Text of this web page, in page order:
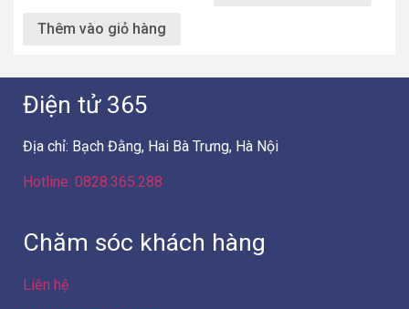
Thêm vào giỏ hàng
Điện tử 365
Địa chỉ: Bạch Đằng, Hai Bà Trưng, Hà Nội
Hotline: 0828.365.288
Chăm sóc khách hàng
Liên hệ